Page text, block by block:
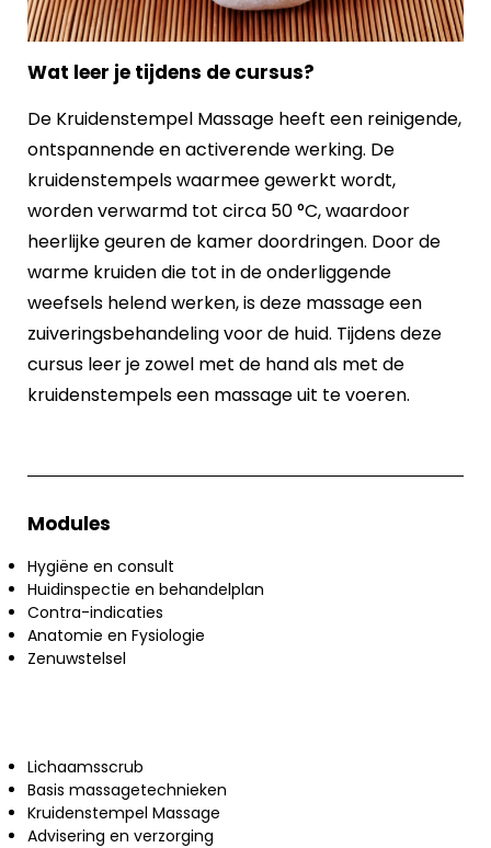
Wat leer je tijdens de cursus?
De Kruidenstempel Massage heeft een reinigende,
ontspannende en activerende werking. De
kruidenstempels waarmee gewerkt wordt,
worden verwarmd tot circa 50 °C, waardoor
heerlijke geuren de kamer doordringen. Door de
warme kruiden die tot in de onderliggende
weefsels helend werken, is deze massage een
zuiveringsbehandeling voor de huid. Tijdens deze
cursus leer je zowel met de hand als met de
kruidenstempels een massage uit te voeren.
Modules
Hygiëne en consult
Huidinspectie en behandelplan
Contra-indicaties
Anatomie en Fysiologie
Zenuwstelsel
Lichaamsscrub
Basis massagetechnieken
Kruidenstempel Massage
Advisering en verzorging